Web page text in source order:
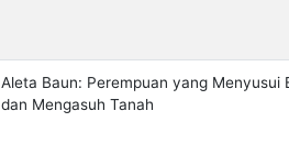
Aleta Baun: Perempuan yang Menyusui
dan Mengasuh Tanah